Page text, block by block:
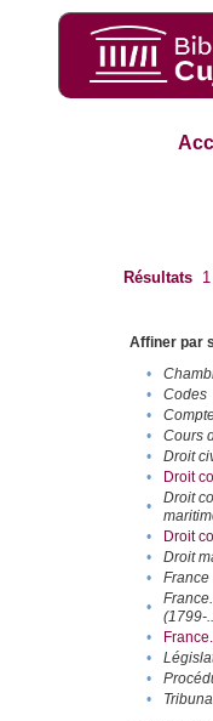
Résultats 1
Affiner par
•
•
Codes
•
•
Cours
•
Droit
•
Droit
•
Droit
• Droit
•
Droit
•
France
•
(1799-
•
•
•
•